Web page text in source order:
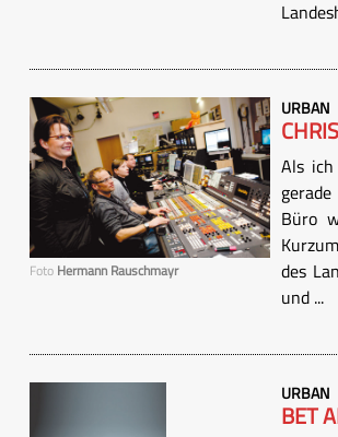
Foto Hermann Rauschmayr
URBAN
Als
Büro
des
und ...
URBAN
BET